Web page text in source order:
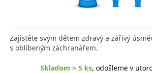
Zajistěte svým dětem zdravý a zářivý
s oblíbeným záchranářem.
Skladom > 5 ks, odošleme v